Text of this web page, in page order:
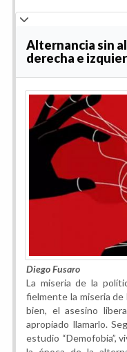
Alternancia sin
derecha e
Diego Fusaro
La miseria de la
fielmente la miseria
bien, el asesino
apropiado llamarlo.
estudio “Demofobia”,